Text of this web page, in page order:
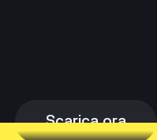
Scarica ora